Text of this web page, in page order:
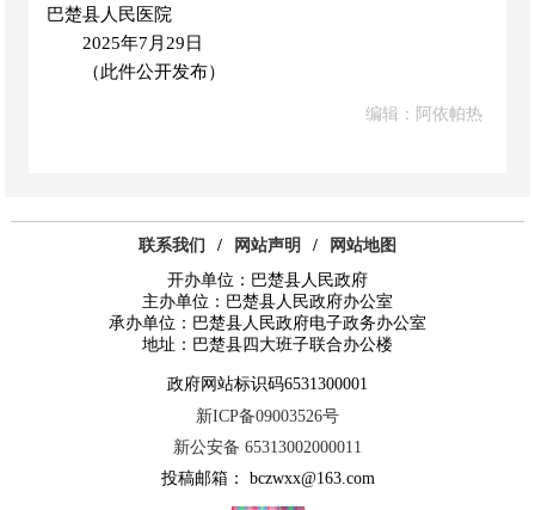
巴楚县人民医院
2025年7月 29 日
（此件公开发布）
编辑：阿依帕热
联系我们 / 网站声明 /
网站地图
开办单位：巴楚县人民政府
主办单位：巴楚县人民政府办公室
承办单位：巴楚县人民政府电子政务办公室
地址：巴楚县四大班子联合办公楼
政府网站标识码6531300001
新ICP备09003526号
新公安备 65313002000011
投稿邮箱： bczwxx@163.com